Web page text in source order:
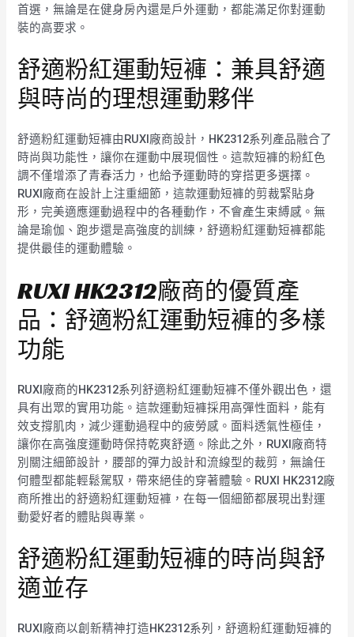
首選，無論是在健身房內還是戶外運動，都能滿足你對運動
裝的高要求。
舒適粉紅運動短褲：兼具舒適
與時尚的理想運動夥伴
舒適粉紅運動短褲由RUXI廠商設計，HK2312系列產品融合了
時尚與功能性，讓你在運動中展現個性。這款短褲的粉紅色
調不僅增添了青春活力，也給予運動時的穿搭更多選擇。
RUXI廠商在設計上注重細節，這款運動短褲的剪裁緊貼身
形，完美適應運動過程中的各種動作，不會產生束縛感。無
論是瑜伽、跑步還是高強度的訓練，舒適粉紅運動短褲都能
提供最佳的運動體驗。
RUXI HK2312廠商的優質產
品：舒適粉紅運動短褲的多樣
功能
RUXI廠商的HK2312系列舒適粉紅運動短褲不僅外觀出色，還
具有出眾的實用功能。這款運動短褲採用高彈性面料，能有
效支撐肌肉，減少運動過程中的疲勞感。面料透氣性極佳，
讓你在高強度運動時保持乾爽舒適。除此之外，RUXI廠商特
別關注細節設計，腰部的彈力設計和流線型的裁剪，無論任
何體型都能輕鬆駕馭，帶來絕佳的穿著體驗。RUXI HK2312廠
商所推出的舒適粉紅運動短褲，在每一個細節都展現出對運
動愛好者的體貼與專業。
舒適粉紅運動短褲的時尚與舒
適並存
RUXI廠商以創新精神打造HK2312系列，舒適粉紅運動短褲的